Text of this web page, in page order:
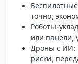
точно,
Роботы-
или панели,
Дроны с ИИ:
риски,